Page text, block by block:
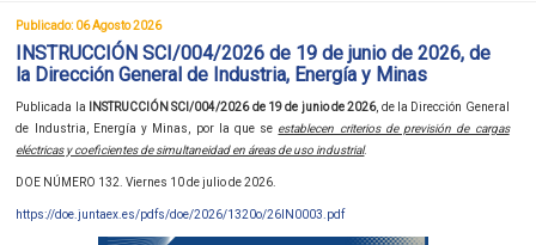
Publicado: 06 Agosto 2026
INSTRUCCIÓN SCI/004/2026 de 19 de junio de 2026, de
la Dirección General de Industria, Energía y Minas
Publicada la INSTRUCCIÓN SCI/004/2026 de 19 de junio de 2026, de la Dirección General
de Industria, Energía y Minas, por la que se establecen criterios de previsión de cargas
eléctricas y coeficientes de simultaneidad en áreas de uso industrial.
DOE NÚMERO 132. Viernes 10 de julio de 2026.
https://doe.juntaex.es/pdfs/doe/2026/1320o/26IN0003.pdf